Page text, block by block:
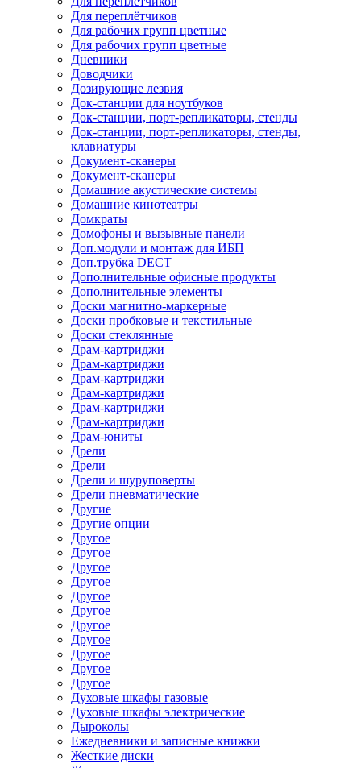
Для переплётчиков
Для рабочих групп цветные
Для рабочих групп цветные
Дневники
Доводчики
Дозирующие лезвия
Док-станции для ноутбуков
Док-станции, порт-репликаторы, стенды
Док-станции, порт-репликаторы, стенды,
клавиатуры
Документ-сканеры
Документ-сканеры
Домашние акустические системы
Домашние кинотеатры
Домкраты
Домофоны и вызывные панели
Доп.модули и монтаж для ИБП
Доп.трубка DECT
Дополнительные офисные продукты
Дополнительные элементы
Доски магнитно-маркерные
Доски пробковые и текстильные
Доски стеклянные
Драм-картриджи
Драм-картриджи
Драм-картриджи
Драм-картриджи
Драм-картриджи
Драм-картриджи
Драм-юниты
Дрели
Дрели
Дрели и шуруповерты
Дрели пневматические
Другие
Другие опции
Другое
Другое
Другое
Другое
Другое
Другое
Другое
Другое
Другое
Другое
Другое
Духовые шкафы газовые
Духовые шкафы электрические
Дыроколы
Ежедневники и записные книжки
Жесткие диски